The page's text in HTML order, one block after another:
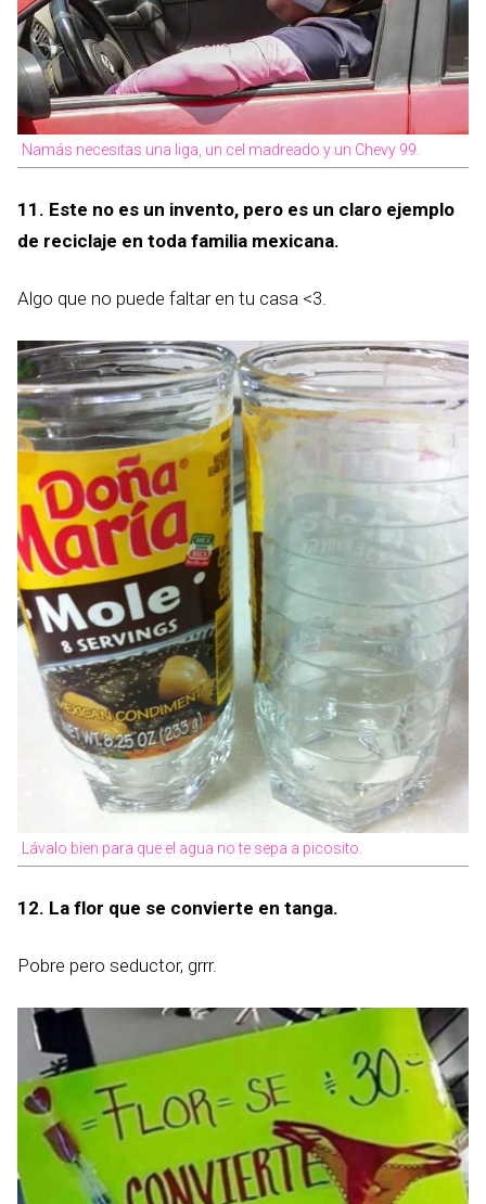
Namás necesitas una liga, un cel madreado y un Chevy 99.
11. Este no es un invento, pero es un claro ejemplo
de reciclaje en toda familia mexicana.
Algo que no puede faltar en tu casa <3.
Lávalo bien para que el agua no te sepa a picosito.
12. La flor que se convierte en tanga.
Pobre pero seductor, grrr.